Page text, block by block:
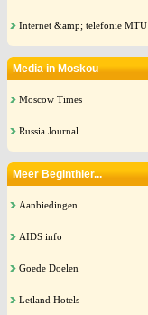
Internet &amp; telefonie MTU
Media in Moskou
Moscow Times
Russia Journal
Meer Beginthier...
Aanbiedingen
AIDS info
Goede Doelen
Letland Hotels